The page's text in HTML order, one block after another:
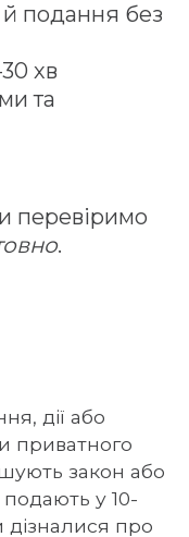
подання без
хв
та
перевіримо
.
дії або
приватного
закон або
у 10-
про